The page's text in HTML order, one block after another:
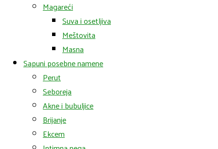
Magareći
Suva i osetljiva
Meštovita
Masna
Sapuni posebne namene
Perut
Seboreja
Akne i bubuljice
Brijanje
Ekcem